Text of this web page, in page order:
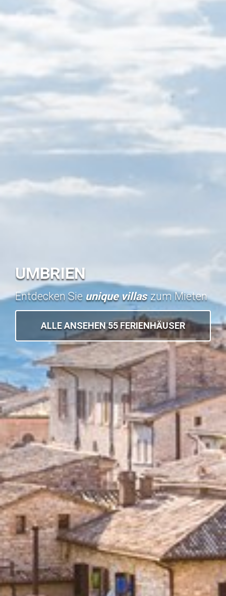
UMBRIEN
Entdecken Sie unique villas zum Mieten
ALLE ANSEHEN 55 FERIENHÄUSER